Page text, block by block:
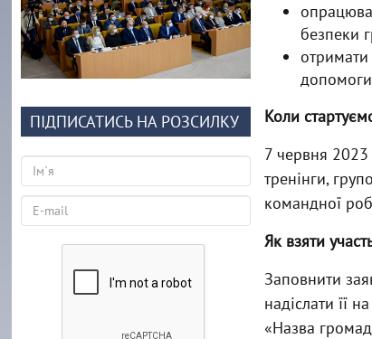
безпеки
отримати
Коли
7 червня 2023
тренінги,
командної
Як взяти
Заповнити
надіслати її
«Назва
ПІДПИСАТИСЬ НА РОЗСИЛКУ